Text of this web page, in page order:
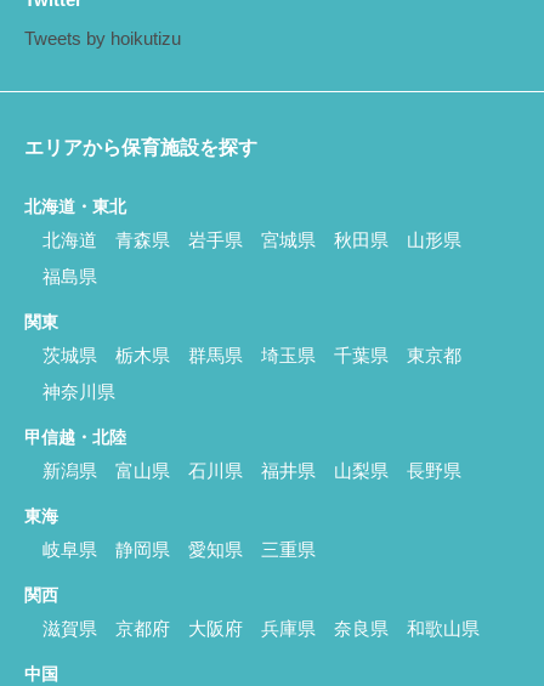
Tweets by hoikutizu
エリアから保育施設を探す
北海道・東北
北海道 青森県 岩手県 宮城県 秋田県
山形県
福島県
関東
茨城県 栃木県 群馬県 埼玉県 千葉県
東京都
神奈川県
甲信越・北陸
新潟県 富山県 石川県 福井県 山梨県 長野県
東海
岐阜県 静岡県 愛知県 三重県
関西
滋賀県 京都府 大阪府 兵庫県 奈良県 和歌山県
中国